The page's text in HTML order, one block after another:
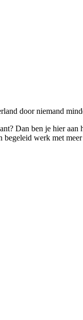
door niemand
Dan ben je hier
werk met